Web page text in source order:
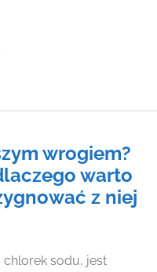
wrogiem?
warto
z niej
chlorek sodu, jest